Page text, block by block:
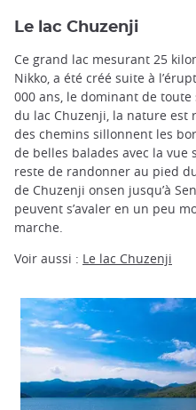
Le lac Chuzenji
Ce grand lac mesurant 25
Nikko, a été créé suite à
000 ans, le dominant de
du lac Chuzenji, la nature est
des chemins sillonnent les
de belles balades avec la vue
reste de randonner au pied
de Chuzenji onsen jusqu’à
peuvent s’avaler en un peu
marche.
Voir aussi : Le lac Chuzenji